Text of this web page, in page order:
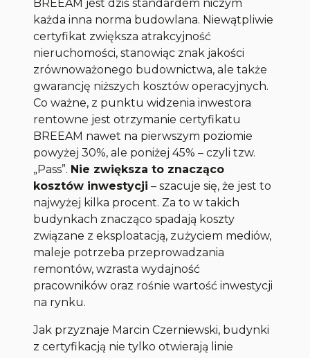
BREEAM jest dziś standardem niczym
każda inna norma budowlana. Niewątpliwie
certyfikat zwiększa atrakcyjność
nieruchomości, stanowiąc znak jakości
zrównoważonego budownictwa, ale także
gwarancję niższych kosztów operacyjnych.
Co ważne, z punktu widzenia inwestora
rentowne jest otrzymanie certyfikatu
BREEAM nawet na pierwszym poziomie
powyżej 30%, ale poniżej 45% – czyli tzw.
„Pass”. Nie zwiększa to znacząco
kosztów inwestycji – szacuje się, że jest to
najwyżej kilka procent. Za to w takich
budynkach znacząco spadają koszty
związane z eksploatacją, zużyciem mediów,
maleje potrzeba przeprowadzania
remontów, wzrasta wydajność
pracowników oraz rośnie wartość inwestycji
na rynku.
Jak przyznaje Marcin Czerniewski, budynki
z certyfikacją nie tylko otwierają linie